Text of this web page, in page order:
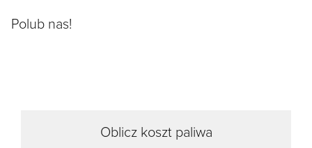
Polub nas!
Oblicz koszt paliwa